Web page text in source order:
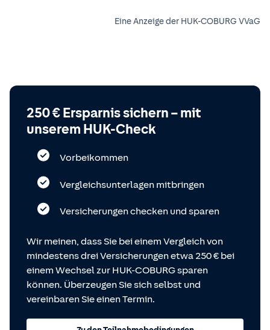
Eine Anzeige der HUK-COBURG VVaG
250 € Ersparnis sichern – mit
unserem HUK-Check
Vorbeikommen
Vergleichsunterlagen mitbringen
Versicherungen checken und sparen
Wir meinen, dass Sie bei einem Vergleich von
mindestens drei Versicherungen etwa 250 € bei
einem Wechsel zur HUK-COBURG sparen
können. Überzeugen Sie sich selbst und
vereinbaren Sie einen Termin.